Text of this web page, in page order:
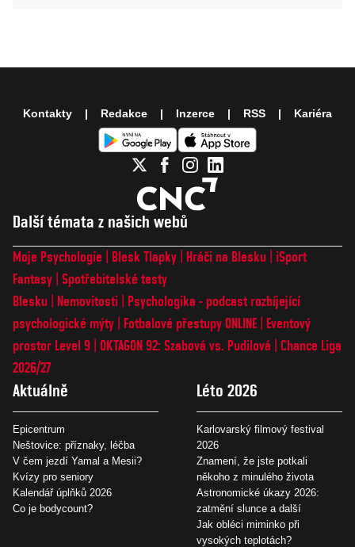
Další témata z našich webů
Moje Psychologie Blesk Tlapky Hráči na Blesku
iSport
Fantasy Spotřebitelské testy
Blesku
Nemovitosti
Psychologika - podcast rozbíjející
psychologické mýty
Fotbalové přestupy ONLINE
Eventový
prostor Level 9 OKTAGON 92: Szabová vs. Pudilová
Chance Liga
2026/27
Aktuálně
Epicentrum
Neštovice: příznaky, léčba
V čem jezdí Yamal a Mesii?
Kvízy pro seniory
Kalendář úplňků 2026
Co je bodycount?
Léto 2026
Karlovarský filmový festival
2026
Znamení, že jste potkali
někoho z minulého života
Astronomické úkazy 2026:
zatmění slunce a další
Jak obléci miminko při
vysokých teplotách?
Kontakty Redakce Inzerce RSS Kariéra